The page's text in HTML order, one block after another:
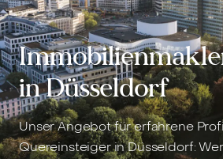
in Düsseldorf
Unser Angebot für erfahrene
Quereinsteiger in Düsseldorf: